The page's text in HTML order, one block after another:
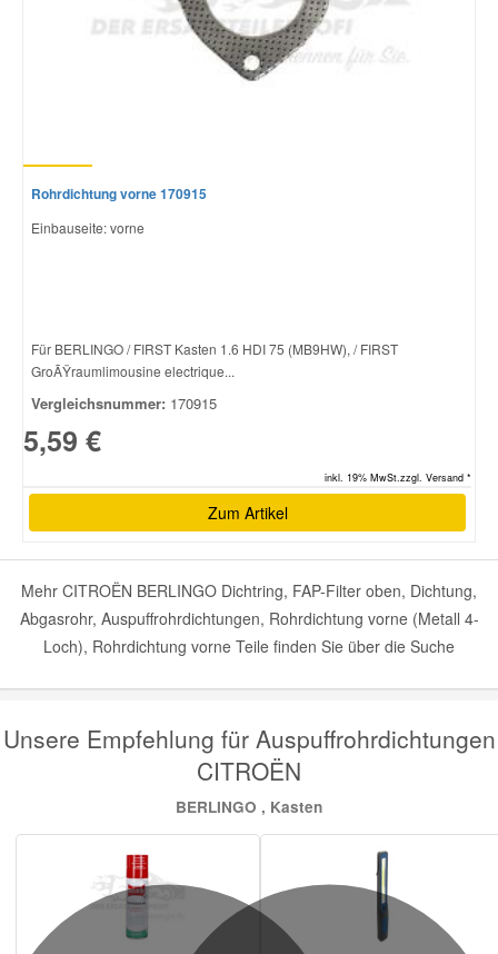
Rohrdichtung vorne 170915
Einbauseite: vorne
Für BERLINGO / FIRST Kasten 1.6 HDI 75 (MB9HW), / FIRST
GroÃŸraumlimousine electrique...
Vergleichsnummer: 170915
5,59 €
inkl. 19% MwSt.zzgl. Versand *
Zum Artikel
Mehr CITROËN BERLINGO Dichtring, FAP-Filter oben, Dichtung,
Abgasrohr, Auspuffrohrdichtungen, Rohrdichtung vorne (Metall 4-
Loch), Rohrdichtung vorne Teile finden Sie über die Suche
Unsere Empfehlung für Auspuffrohrdichtungen
CITROËN
BERLINGO , Kasten